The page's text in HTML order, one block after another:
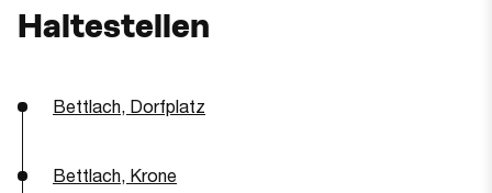
Haltestellen
Bettlach, Dorfplatz
Bettlach, Krone